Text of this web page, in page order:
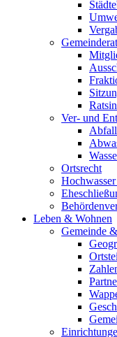
Gemeinderat
Ver- und
Ortsrecht
Leben & Wohnen
Gemeinde